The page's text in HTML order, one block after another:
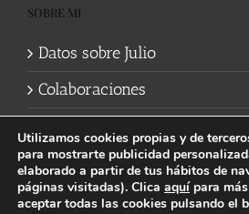
SOBRE MI
Datos sobre Julio
Colaboraciones
Utilizamos cookies propias y de
para mostrarte publicidad
elaborado a partir de tus hábitos de
páginas visitadas). Clica aquípara
aceptar todas las cookies pulsando el